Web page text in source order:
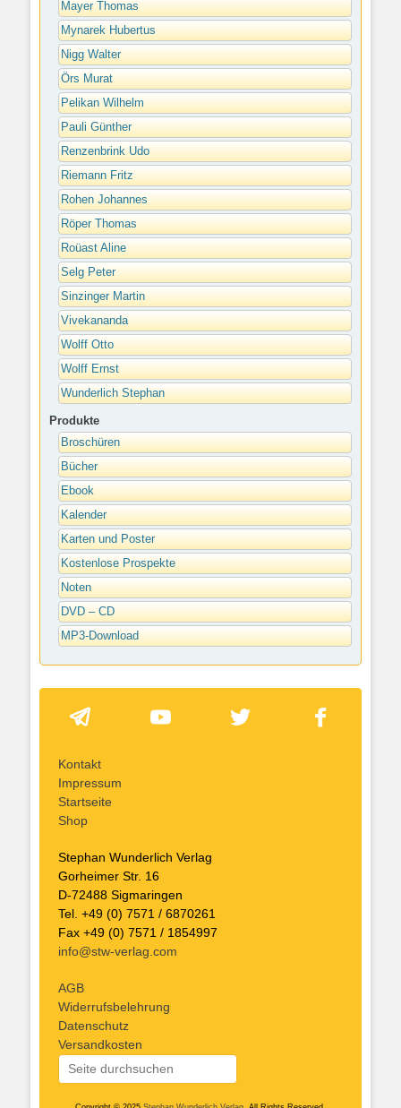
Mayer Thomas
Mynarek Hubertus
Nigg Walter
Örs Murat
Pelikan Wilhelm
Pauli Günther
Renzenbrink Udo
Riemann Fritz
Rohen Johannes
Röper Thomas
Roüast Aline
Selg Peter
Sinzinger Martin
Vivekananda
Wolff Otto
Wolff Ernst
Wunderlich Stephan
Produkte
Broschüren
Bücher
Ebook
Kalender
Karten und Poster
Kostenlose Prospekte
Noten
DVD – CD
MP3-Download
Kontakt
Impressum
Startseite
Shop
Stephan Wunderlich Verlag
Gorheimer Str. 16
D-72488 Sigmaringen
Tel. +49 (0) 7571 / 6870261
Fax +49 (0) 7571 / 1854997
info@stw-verlag.com
AGB
Widerrufsbelehrung
Datenschutz
Versandkosten